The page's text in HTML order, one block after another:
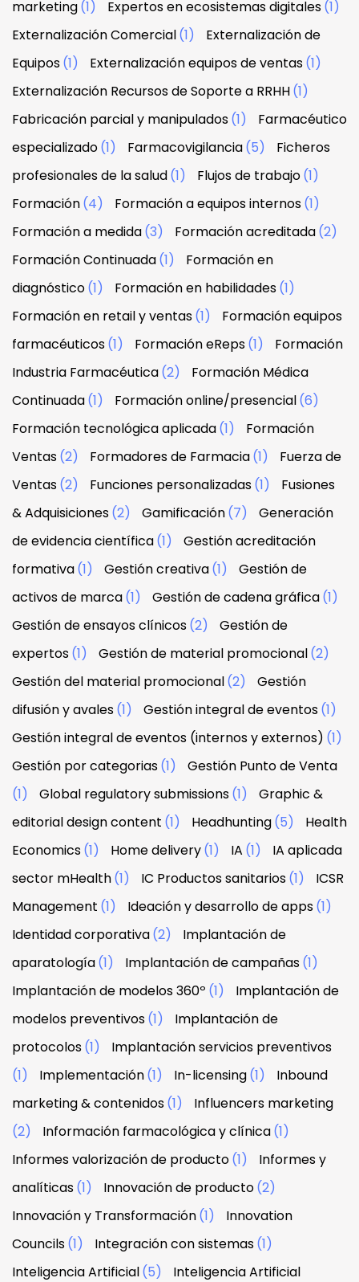
marketing(1) Expertos en ecosistemas digitales(1)
Externalización Comercial(1)
Externalización de
Equipos(1) Externalización equipos de ventas(1)
Externalización Recursos de Soporte a RRHH(1)
Fabricación parcial y manipulados(1)
Farmacéutico
especializado(1) Farmacovigilancia(5)
Ficheros
profesionales de la salud(1) Flujos de trabajo(1)
Formación(4) Formación a equipos internos(1)
Formación a medida(3) Formación acreditada(2)
Formación Continuada(1)
Formación en
diagnóstico(1) Formación en habilidades(1)
Formación en retail y ventas(1)
Formación equipos
farmacéuticos(1) Formación eReps(1)
Formación
Industria Farmacéutica(2)
Formación Médica
Continuada(1) Formación online/presencial(6)
Formación tecnológica aplicada(1)
Formación
Ventas(2) Formadores de Farmacia(1)
Fuerza de
Ventas(2) Funciones personalizadas(1)
Fusiones
& Adquisiciones(2) Gamificación(7)
Generación
de evidencia científica(1)
Gestión acreditación
formativa(1) Gestión creativa(1)
Gestión de
activos de marca(1) Gestión de cadena gráfica(1)
Gestión de ensayos clínicos(2)
Gestión de
expertos(1) Gestión de material promocional(2)
Gestión del material promocional(2)
Gestión
difusión y avales(1) Gestión integral de eventos(1)
Gestión integral de eventos (internos y externos) (1)
Gestión por categorias(1)
Gestión Punto de Venta
(1)
Global regulatory submissions(1)
Graphic &
editorial design content (1) Headhunting(5)
Health
Economics(1) Home delivery(1) IA (1)
IA aplicada
sector mHealth(1) IC Productos sanitarios(1)
ICSR
Management (1) Ideación y desarrollo de apps(1)
Identidad corporativa(2)
Implantación de
aparatología(1) Implantación de campañas(1)
Implantación de modelos 360º (1)
Implantación de
modelos preventivos(1)
Implantación de
protocolos(1)
Implantación servicios preventivos
(1)
Implementación(1) In-licensing(1)
Inbound
marketing & contenidos(1)
Influencers marketing
(2)
Información farmacológica y clínica(1)
Informes valorización de producto(1)
Informes y
analíticas(1) Innovación de producto(2)
Innovación y Transformación(1)
Innovation
Councils(1) Integración con sistemas(1)
Inteligencia Artificial(5)
Inteligencia Artificial